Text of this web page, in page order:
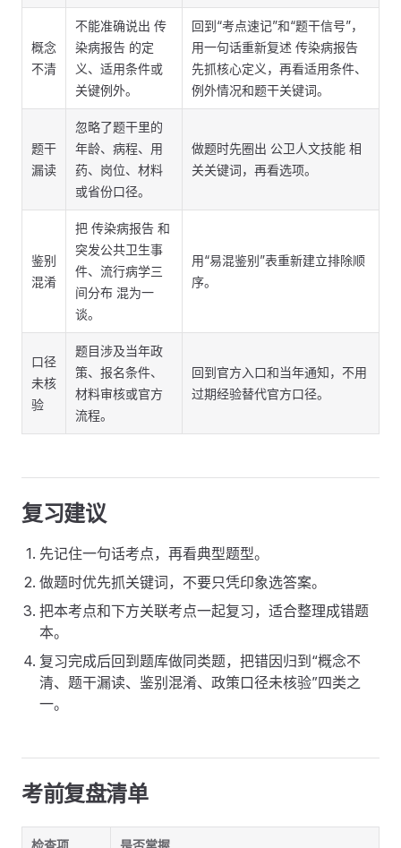
概念
不清
不能准确说出 传
染病报告 的定
义、适用条件或
关键例外。
回到“考点速记”和“题干信号”，
用一句话重新复述 传染病报告
先抓核心定义，再看适用条件、
例外情况和题干关键词。
题干
漏读
忽略了题干里的
年龄、病程、用
药、岗位、材料
或省份口径。
做题时先圈出 公卫人文技能 相
关关键词，再看选项。
鉴别
混淆
把 传染病报告 和
突发公共卫生事
件、流行病学三
间分布 混为一
谈。
用“易混鉴别”表重新建立排除顺
序。
口径
未核
验
题目涉及当年政
策、报名条件、
材料审核或官方
流程。
回到官方入口和当年通知，不用
过期经验替代官方口径。
复习建议
先记住一句话考点，再看典型题型。
做题时优先抓关键词，不要只凭印象选答案。
把本考点和下方关联考点一起复习，适合整理成错题
本。
复习完成后回到题库做同类题，把错因归到“概念不
清、题干漏读、鉴别混淆、政策口径未核验”四类之
一。
考前复盘清单
检查项 是否掌握